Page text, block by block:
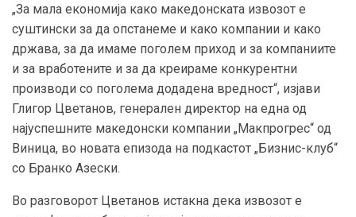
„За мала економија како македонската извозот е
суштински за да опстанеме и како компании и како
држава, за да имаме поголем приход и за компаниите
и за вработените и за да креираме конкурентни
производи со поголема додадена вредност“, изјави
Глигор Цветанов, генерален директор на една од
најуспешните македонски компании „Макпрогрес“ од
Виница, во новата епизода на подкастот „Бизнис-клуб“
со Бранко Азески.
Во разговорот Цветанов истакна дека извозот е